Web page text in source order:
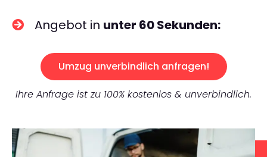
Angebot in unter 60 Sekunden:
Umzug unverbindlich anfragen!
Ihre Anfrage ist zu 100% kostenlos & unverbindlich.